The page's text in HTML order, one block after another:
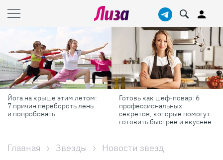
Йога на крыше этим летом:
7 причин перебороть лень
и попробовать
Готовь как шеф-повар: 6
профессиональных
секретов, которые помогут
готовить быстрее и вкуснее
Главная Звезды Новости звезд